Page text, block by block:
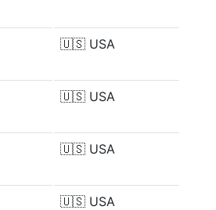
🇺🇸 USA
🇺🇸 USA
🇺🇸 USA
🇺🇸 USA